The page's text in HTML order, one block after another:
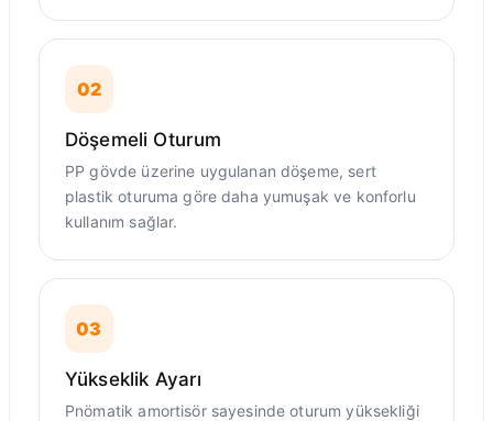
02
Döşemeli Oturum
PP gövde üzerine uygulanan döşeme, sert
plastik oturuma göre daha yumuşak ve konforlu
kullanım sağlar.
03
Yükseklik Ayarı
Pnömatik amortisör sayesinde oturum yüksekliği